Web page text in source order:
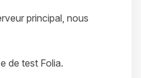
principal, nous
de test Folia.